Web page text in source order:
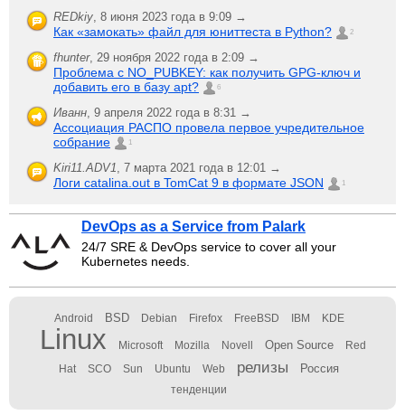
REDkiy, 8 июня 2023 года в 9:09 →
Как «замокать» файл для юниттеста в Python? 2
fhunter, 29 ноября 2022 года в 2:09 →
Проблема с NO_PUBKEY: как получить GPG-ключ и
добавить его в базу apt?
6
Иванн, 9 апреля 2022 года в 8:31 →
Ассоциация РАСПО провела первое учредительное
собрание
1
Kiri11.ADV1, 7 марта 2021 года в 12:01 →
Логи catalina.out в TomCat 9 в формате JSON 1
DevOps as a Service from Palark
24/7 SRE & DevOps service to cover all your
Kubernetes needs.
Android BSD Debian Firefox FreeBSD IBM KDE
Linux Microsoft Mozilla Novell Open Source Red
Hat SCO Sun Ubuntu Web релизы Россия
тенденции